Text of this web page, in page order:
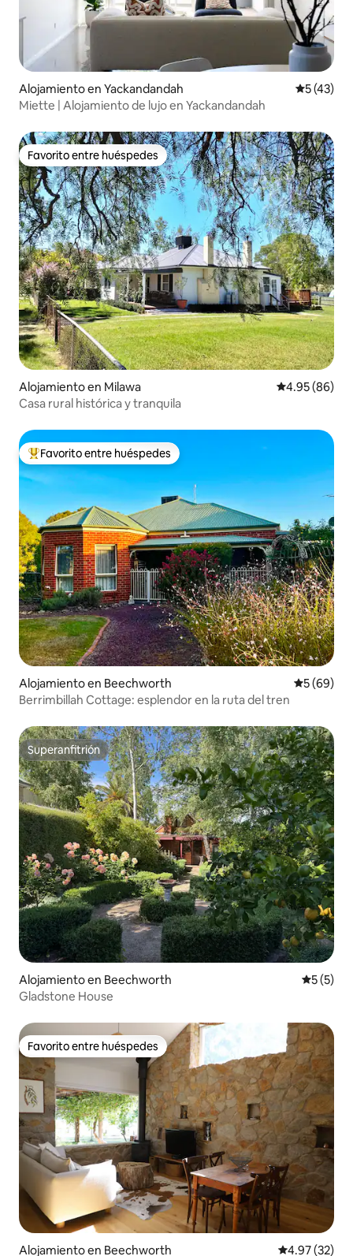
Alojamiento en Yackandandah
5 (43)
Miette | Alojamiento de lujo en Yackandandah
Favorito entre huéspedes
Favorito entre huéspedes
Alojamiento en Milawa Calificación
4.95 (86)
Casa rural histórica y tranquila
Favorito entre huéspedes preferido
Favorito entre huéspedes
Alojamiento en Beechworth
5 (69)
Berrimbillah Cottage: esplendor en la ruta del tren
Superanfitrión
Superanfitrión
Alojamiento en Beechworth
5 (5)
Gladstone House
Favorito entre huéspedes
Favorito entre huéspedes
Alojamiento en Beechworth Calificación
4.97 (32)